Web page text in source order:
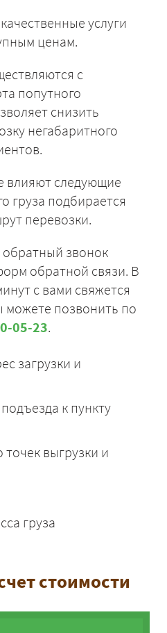
услуги
ценам.
с
попутного
снизить
негабаритного
влияют следующие
груза подбирается
перевозки.
обратный звонок
обратной связи. В
с вами свяжется
можете позвонить по
05-23.
загрузки и
к пункту
точек выгрузки и
груза
стоимости